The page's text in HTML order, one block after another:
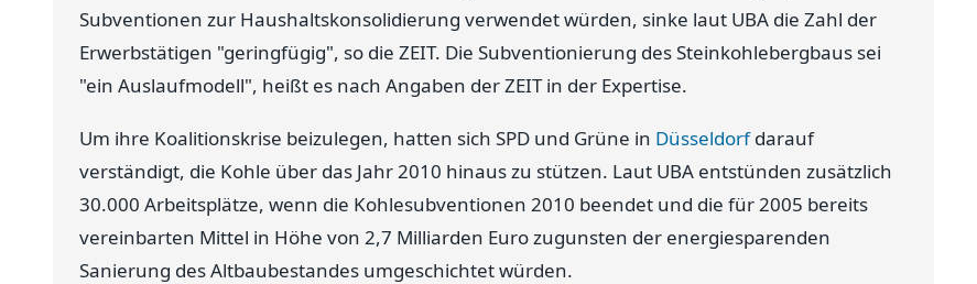
Subventionen zur Haushaltskonsolidierung verwendet würden, sinke laut UBA die Zahl der
Erwerbstätigen "geringfügig", so die ZEIT. Die Subventionierung des Steinkohlebergbaus sei
"ein Auslaufmodell", heißt es nach Angaben der ZEIT in der Expertise.
Um ihre Koalitionskrise beizulegen, hatten sich SPD und Grüne in Düsseldorfdarauf
verständigt, die Kohle über das Jahr 2010 hinaus zu stützen. Laut UBA entstünden zusätzlich
30.000 Arbeitsplätze, wenn die Kohlesubventionen 2010 beendet und die für 2005 bereits
vereinbarten Mittel in Höhe von 2,7 Milliarden Euro zugunsten der energiesparenden
Sanierung des Altbaubestandes umgeschichtet würden.